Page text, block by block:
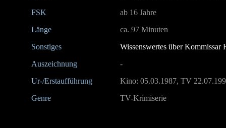
FSK
ab 16 Jahre
Länge
ca. 97 Minuten
Sonstiges
Wissenswertes über Kommissar
Auszeichnung
-
Ur-/Erstaufführung
Kino: 05.03.1987, TV
Genre
TV-Krimiserie